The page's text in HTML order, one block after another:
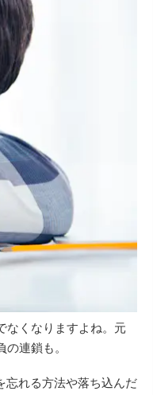
なくなりますよね。元
連鎖も。
忘れる方法や落ち込んだ